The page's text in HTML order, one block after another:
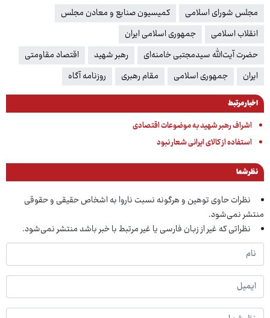
مجلس شورای اسلامی
کمیسیون صنایع و معادن مجلس
انقلاب اسلامی
جمهوری اسلامی ایران
حضرت آیت‌الله سیدمجتبی خامنه‌ای
رهبر شهید
اقتصاد مقاومتی
ایران
جمهوری اسلامی مقام رهبری روزنامه آگاه
اخبار مرتبط
اشراف رهبر شهید به موضوعات اقتصادی
استفاده از کالای ایرانی شعار نبود
نظر شما
نظرات حاوی توهین و هرگونه نسبت ناروا به اشخاص حقیقی و حقوقی
منتشر نمی‌شود.
نظراتی که غیر از زبان فارسی یا غیر مرتبط با خبر باشد منتشر نمی‌شود.